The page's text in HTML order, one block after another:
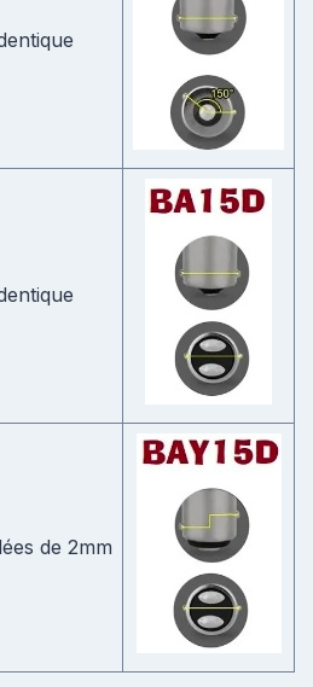
de 2mm